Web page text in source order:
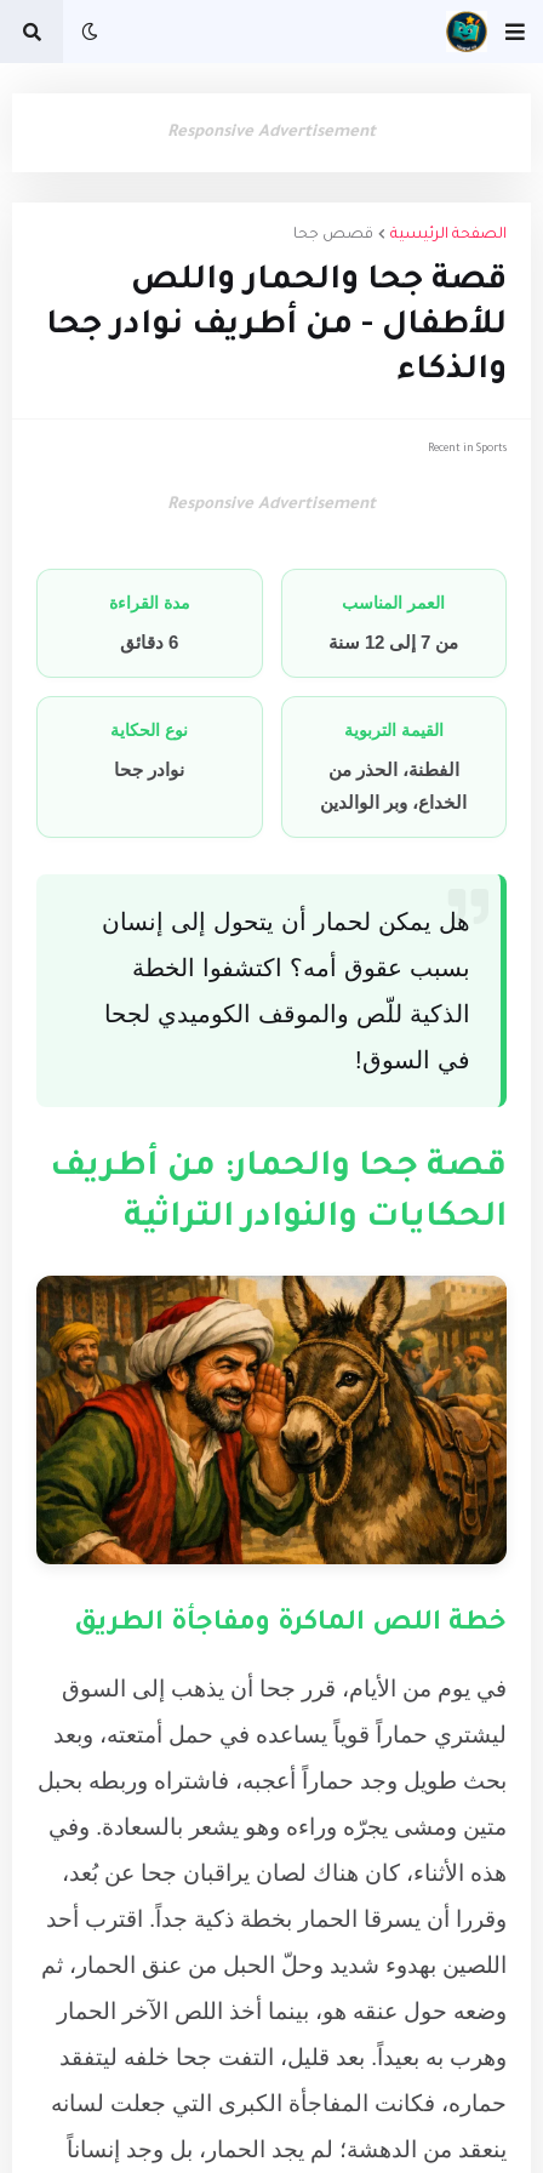
Responsive Advertisement
الصفحة الرئيسية قصص جحا
قصة جحا والحمار واللص
للأطفال - من أطريف نوادر جحا
والذكاء
Recent in Sports
Responsive Advertisement
العمر المناسب
من 7 إلى 12 سنة
مدة القراءة
6 دقائق
القيمة التربوية
الفطنة، الحذر من
الخداع، وبر الوالدين
نوع الحكاية
نوادر جحا
هل يمكن لحمار أن يتحول إلى إنسان
بسبب عقوق أمه؟ اكتشفوا الخطة
الذكية للّص والموقف الكوميدي لجحا
في السوق!
قصة جحا والحمار: من أطريف
الحكايات والنوادر التراثية
خطة اللص الماكرة ومفاجأة الطريق
في يوم من الأيام، قرر جحا أن يذهب إلى السوق
ليشتري حماراً قوياً يساعده في حمل أمتعته، وبعد
بحث طويل وجد حماراً أعجبه، فاشتراه وربطه بحبل
متين ومشى يجرّه وراءه وهو يشعر بالسعادة. وفي
هذه الأثناء، كان هناك لصان يراقبان جحا عن بُعد،
وقررا أن يسرقا الحمار بخطة ذكية جداً. اقترب أحد
اللصين بهدوء شديد وحلّ الحبل من عنق الحمار، ثم
وضعه حول عنقه هو، بينما أخذ اللص الآخر الحمار
وهرب به بعيداً. بعد قليل، التفت جحا خلفه ليتفقد
حماره، فكانت المفاجأة الكبرى التي جعلت لسانه
ينعقد من الدهشة؛ لم يجد الحمار، بل وجد إنساناً